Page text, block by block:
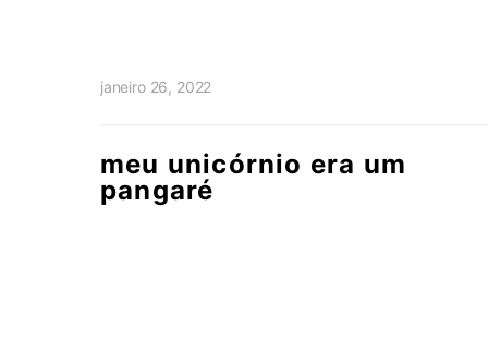
janeiro 26, 2022
meu unicórnio era um
pangaré